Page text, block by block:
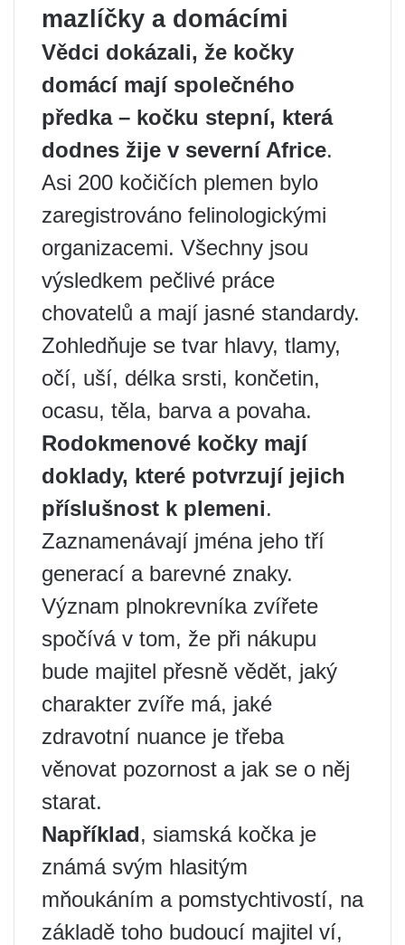
mazlíčky a domácími
Vědci dokázali, že kočky
domácí mají společného
předka – kočku stepní, která
dodnes žije v severní Africe.
Asi 200 kočičích plemen bylo
zaregistrováno felinologickými
organizacemi. Všechny jsou
výsledkem pečlivé práce
chovatelů a mají jasné standardy.
Zohledňuje se tvar hlavy, tlamy,
očí, uší, délka srsti, končetin,
ocasu, těla, barva a povaha.
Rodokmenové kočky mají
doklady, které potvrzují jejich
příslušnost k plemeni.
Zaznamenávají jména jeho tří
generací a barevné znaky.
Význam plnokrevníka zvířete
spočívá v tom, že při nákupu
bude majitel přesně vědět, jaký
charakter zvíře má, jaké
zdravotní nuance je třeba
věnovat pozornost a jak se o něj
starat.
Například, siamská kočka je
známá svým hlasitým
mňoukáním a pomstychtivostí, na
základě toho budoucí majitel ví,